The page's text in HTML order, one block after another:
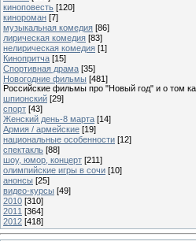
киноповесть [120]
кинороман [7]
музыкальная комедия [86]
лирическая комедия [83]
нелирическая комедия [1]
Кинопритча [15]
Спортивная драма [35]
Новогодние фильмы [481]
Российские фильмы про "Новый год" и о том
шпионский [29]
спорт [43]
Женский день-8 марта [14]
Армия / армейские [19]
национальные особенности [12]
спектакль [88]
шоу, юмор, концерт [211]
олимпийские игры в сочи [10]
анонсы [25]
видео-курсы [49]
2010 [310]
2011 [364]
2012 [418]